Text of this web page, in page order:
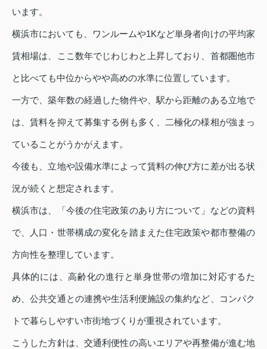
います。
横浜市においても、ワンルームや1Kなど単身者向けの平均家
賃相場は、ここ数年でじわじわと上昇しており、首都圏他市
と比べても中位からやや高めの水準に位置しています。
一方で、築年数の経過した物件や、駅から距離のある立地で
は、賃料を抑えて募集する例も多く、二極化の様相が強まっ
ていることがうかがえます。
今後も、立地や設備水準によって賃料の伸び方に差が出る状
況が続くと想定されます。
横浜市は、「今後の住宅政策のあり方について」などの資料
で、人口・世帯構成の変化を踏まえた住宅政策や都市整備の
方向性を整理しています。
具体的には、高齢化の進行と単身世帯の増加に対応するた
め、公共交通との連携や生活利便施設の集約など、コンパク
トで暮らしやすい市街地づくりが重視されています。
こうした方針は、交通利便性の高いエリアや再整備が進む地